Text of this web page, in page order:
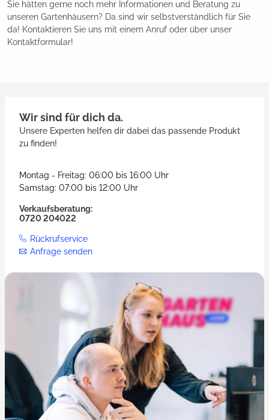
Sie hätten gerne noch mehr Informationen und Beratung zu
unseren Gartenhäusern? Da sind wir selbstverständlich für Sie
da! Kontaktieren Sie uns mit einem Anruf oder über unser
Kontaktformular!
Wir sind für dich da.
Unsere Experten helfen dir dabei das passende Produkt
zu finden!
Montag - Freitag: 06:00 bis 16:00 Uhr
Samstag: 07:00 bis 12:00 Uhr
Verkaufsberatung:
0720 204022
Rückrufservice
Anfrage senden